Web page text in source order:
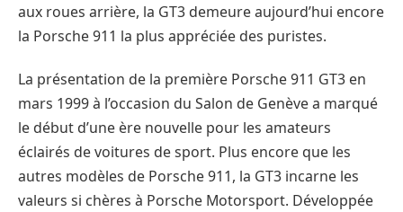
aux roues arrière, la GT3 demeure aujourd’hui encore
la Porsche 911 la plus appréciée des puristes.
La présentation de la première Porsche 911 GT3 en
mars 1999 à l’occasion du Salon de Genève a marqué
le début d’une ère nouvelle pour les amateurs
éclairés de voitures de sport. Plus encore que les
autres modèles de Porsche 911, la GT3 incarne les
valeurs si chères à Porsche Motorsport. Développée